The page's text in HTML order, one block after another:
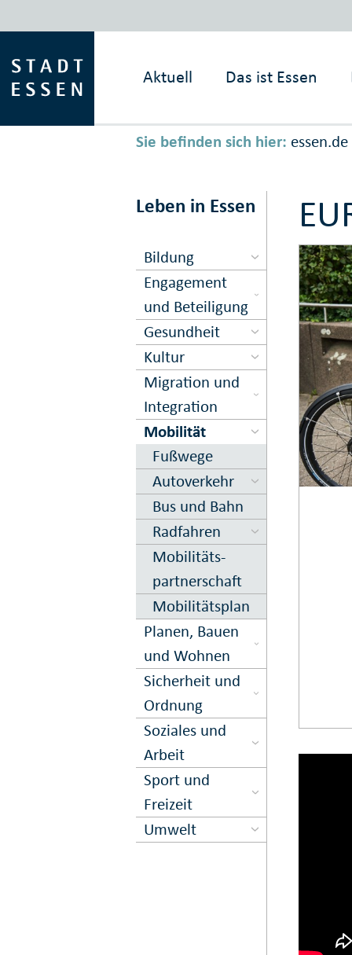
Aktuell Das ist Essen
Sie befinden sich hier: essen.de
Leben in Essen
Bildung
Engagement
und Beteiligung
Gesundheit
Kultur
Migration und
Inte­gration
Mobilität
Fuß­wege
Auto­verkehr
Bus und Bahn
Rad­fahren
Mobilitäts­
partner­schaft
Mobilitäts­plan
Planen, Bauen
und Wohnen
Sicher­heit und
Ord­nung
Soziales und
Arbeit
Sport und
Freizeit
Umwelt